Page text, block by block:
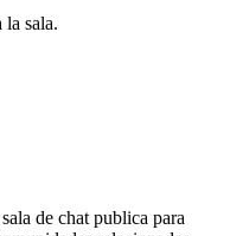
la sala.
de chat publica para